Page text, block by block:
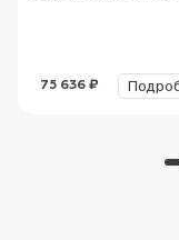
75 636 ₽